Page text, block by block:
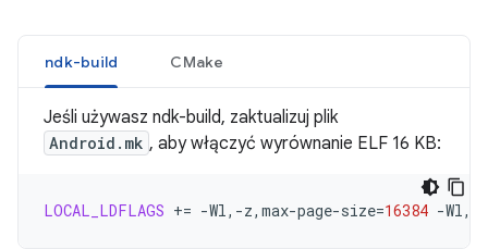
ndk-build CMake
Jeśli używasz ndk-build, zaktualizuj plik
Android.mk , aby włączyć wyrównanie ELF 16 KB:
LOCAL_LDFLAGS += -Wl,-z,max-page-size=16384 -Wl,-